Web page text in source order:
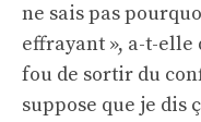
ne sais pas
effrayant », a-t-elle
fou de sortir du
suppose que je dis